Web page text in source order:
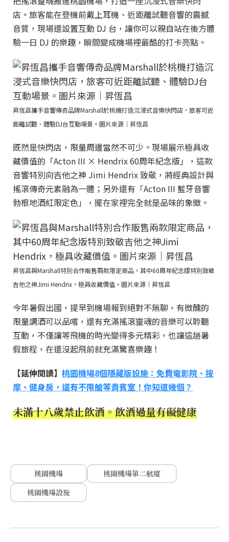
店。旅客能在登機前戴上耳機、近距離試聽音響的震撼
音質，現場還設置互動 DJ 台，讓你可以親自站在後方體
驗一日 DJ 的樂趣，瞬間變成機場裡最酷的打卡亮點。
昇恆昌攜手音響傳奇品牌Marshall於桃機打造沉浸式音樂快閃店，旅客可近
距離試聽、體驗DJ台互動場景。圖片來源｜昇恆昌
既然是快閃店，限量周邊當然不可少。現場展示極具收
藏價值的「Acton III × Hendrix 60周年紀念版」，這款
音響特別向吉他之神 Jimi Hendrix 致敬，將經典設計與
搖滾傳奇元素融為一體；另外還有「Acton III 藍牙音響
勃根地酒紅限定色」，擺在家裡完全就是品味的象徵。
昇恆昌與Marshall特別合作販售兩款限定商品，其中60周年紀念版特別致敬
吉他之神Jimi Hendrix，極具收藏價值。圖片來源｜昇恆昌
今年暑假出國，提早到機場報到絕對不無聊，有微醺的
限量調酒可以品嚐，還有充滿搖滾靈魂的音樂可以聆聽
互動，不僅讓等飛機的時光變得多元精彩，也讓這趟暑
假旅程，在還沒起飛前就充滿驚喜樂趣！
【延伸閱讀】 桃園機場8個隱藏版設施：免費電影院、按
摩、健身房，還有不限艙等貴賓室！你知道幾個？
未滿十八歲禁止飲酒。飲酒過量有礙健康
桃園機場
桃園機場第二航廈
桃園機場設施